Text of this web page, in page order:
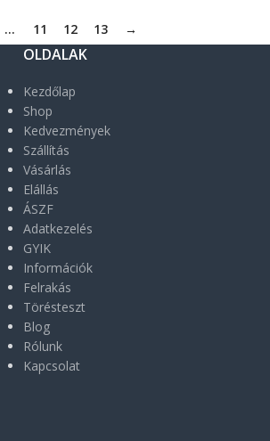
… 11 12 13 →
OLDALAK
Kezdőlap
Shop
Kedvezmények
Szállítás
Vásárlás
Elállás
ÁSZF
Adatkezelés
GYIK
Információk
Felrakás
Törésteszt
Blog
Rólunk
Kapcsolat